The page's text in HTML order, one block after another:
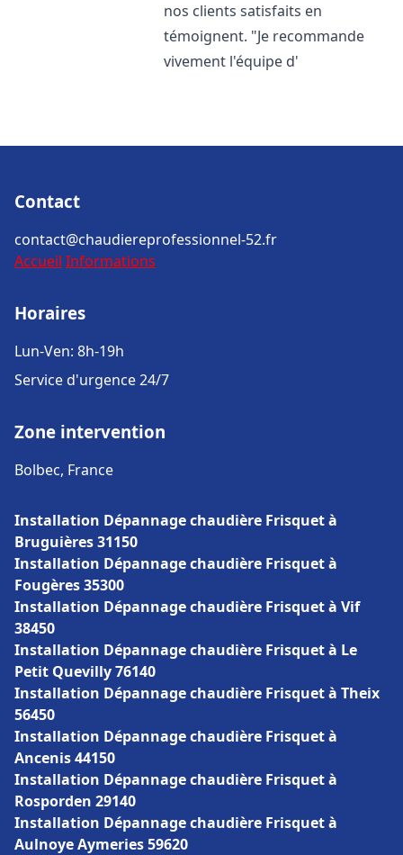
nos clients satisfaits en
témoignent. "Je recommande
vivement l'équipe d'
Contact
contact@chaudiereprofessionnel-52.fr
Accueil Informations
Horaires
Lun-Ven: 8h-19h
Service d'urgence 24/7
Zone intervention
Bolbec, France
Installation Dépannage chaudière Frisquet à
Bruguières 31150
Installation Dépannage chaudière Frisquet à
Fougères 35300
Installation Dépannage chaudière Frisquet à Vif
38450
Installation Dépannage chaudière Frisquet à Le
Petit Quevilly 76140
Installation Dépannage chaudière Frisquet à Theix
56450
Installation Dépannage chaudière Frisquet à
Ancenis 44150
Installation Dépannage chaudière Frisquet à
Rosporden 29140
Installation Dépannage chaudière Frisquet à
Aulnoye Aymeries 59620